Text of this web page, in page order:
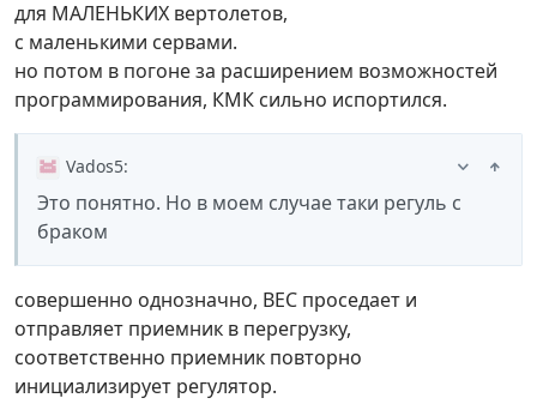
для МАЛЕНЬКИХ вертолетов,
с маленькими сервами.
но потом в погоне за расширением возможностей
программирования, КМК сильно испортился.
Vados5:
Это понятно. Но в моем случае таки регуль с
браком
совершенно однозначно, ВЕС проседает и
отправляет приемник в перегрузку,
соответственно приемник повторно
инициализирует регулятор.